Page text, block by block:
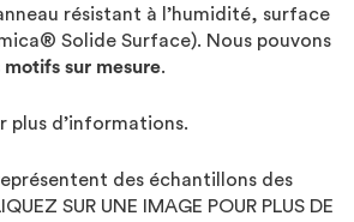
résistant à l’humidité, surface
Solide Surface). Nous pouvons
motifs sur mesure.
plus d’informations.
des échantillons des
SUR UNE IMAGE POUR PLUS DE